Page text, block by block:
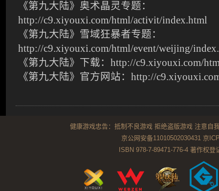
《第九大陆》奥术晶灵专题：
http://c9.xiyouxi.com/html/activit/index.html
《第九大陆》雪域狂暴者专题：
http://c9.xiyouxi.com/html/event/weijing/
《第九大陆》下载：http://c9.xiyouxi.com/
《第九大陆》官方网站：http://
健康游戏忠告：抵制不良游戏 拒绝盗版游戏 注意自
京公网安备11010502030431 京
ISBN 978-7-89471-776-4 著作权